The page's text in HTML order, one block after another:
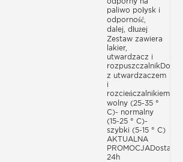
paliwo połysk i
odporność,
dalej, dłużej
Zestaw zawiera
lakier,
utwardzacz i
z utwardzaczem
i
rozcieńczalnikiem-
wolny (25-35 °
C)- normalny
(15-25 ° C)-
szybki (5-15 ° C)
AKTUALNA
PROMOCJADostawa
24h